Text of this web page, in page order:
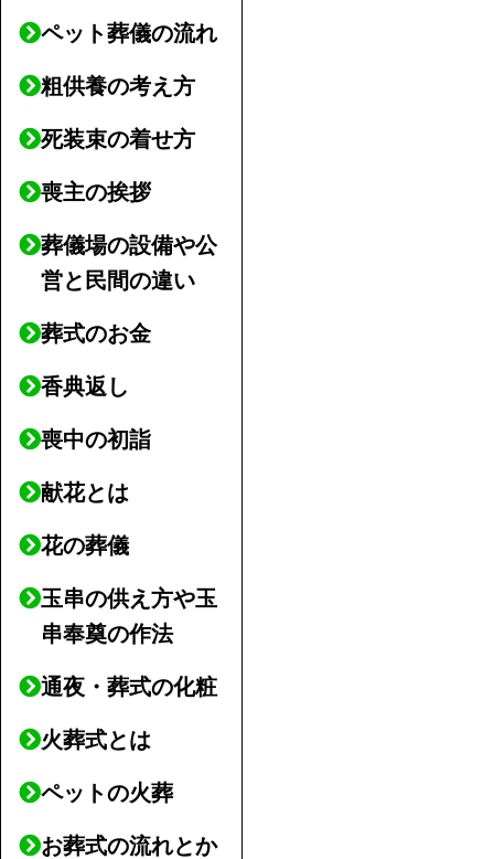
ペット葬儀の流れ
粗供養の考え方
死装束の着せ方
喪主の挨拶
葬儀場の設備や公
営と民間の違い
葬式のお金
香典返し
喪中の初詣
献花とは
花の葬儀
玉串の供え方や玉
串奉奠の作法
通夜・葬式の化粧
火葬式とは
ペットの火葬
お葬式の流れとか